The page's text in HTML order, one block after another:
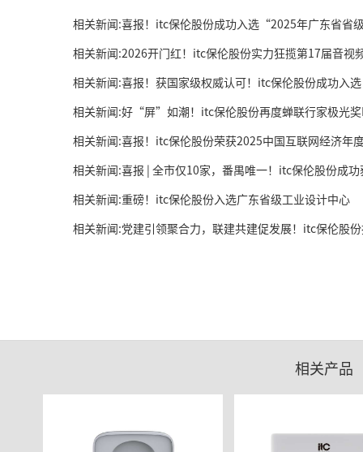
相关新闻:喜报！itc保伦股份成功入选“2025年广东省省
相关新闻:2026开门红！itc保伦股份实力狂揽第17届音视
相关新闻:好“屏”如潮！itc保伦股份再度蝉联行家极光奖
相关新闻:喜报！itc保伦股份荣获2025中国互联网经济年
相关新闻:喜报 | 全市仅10家，番禺唯一！itc保伦股份成
相关新闻:重磅！itc保伦股份入选广东省级工业设计中心
相关产品